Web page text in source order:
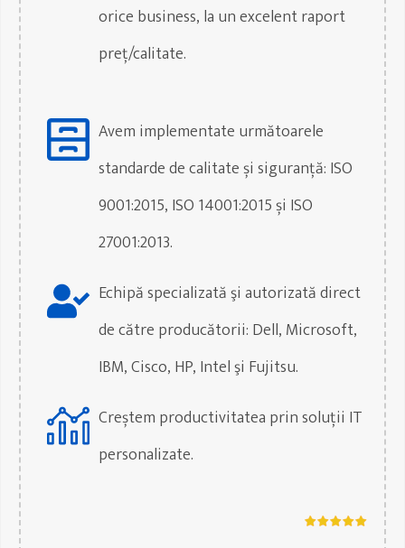
orice business, la un excelent raport
preț/calitate.
Avem implementate următoarele
standarde de calitate și siguranță: ISO
9001:2015, ISO 14001:2015 și ISO
27001:2013.
Echipă specializată şi autorizată direct
de către producătorii: Dell, Microsoft,
IBM, Cisco, HP, Intel şi Fujitsu.
Creștem productivitatea prin soluții IT
personalizate.